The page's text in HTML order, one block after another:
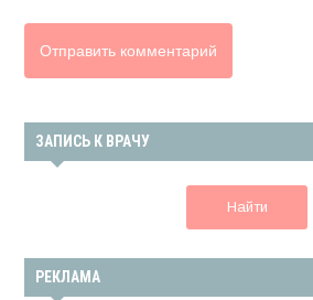
ЗАПИСЬ К ВРАЧУ
Найти
РЕКЛАМА